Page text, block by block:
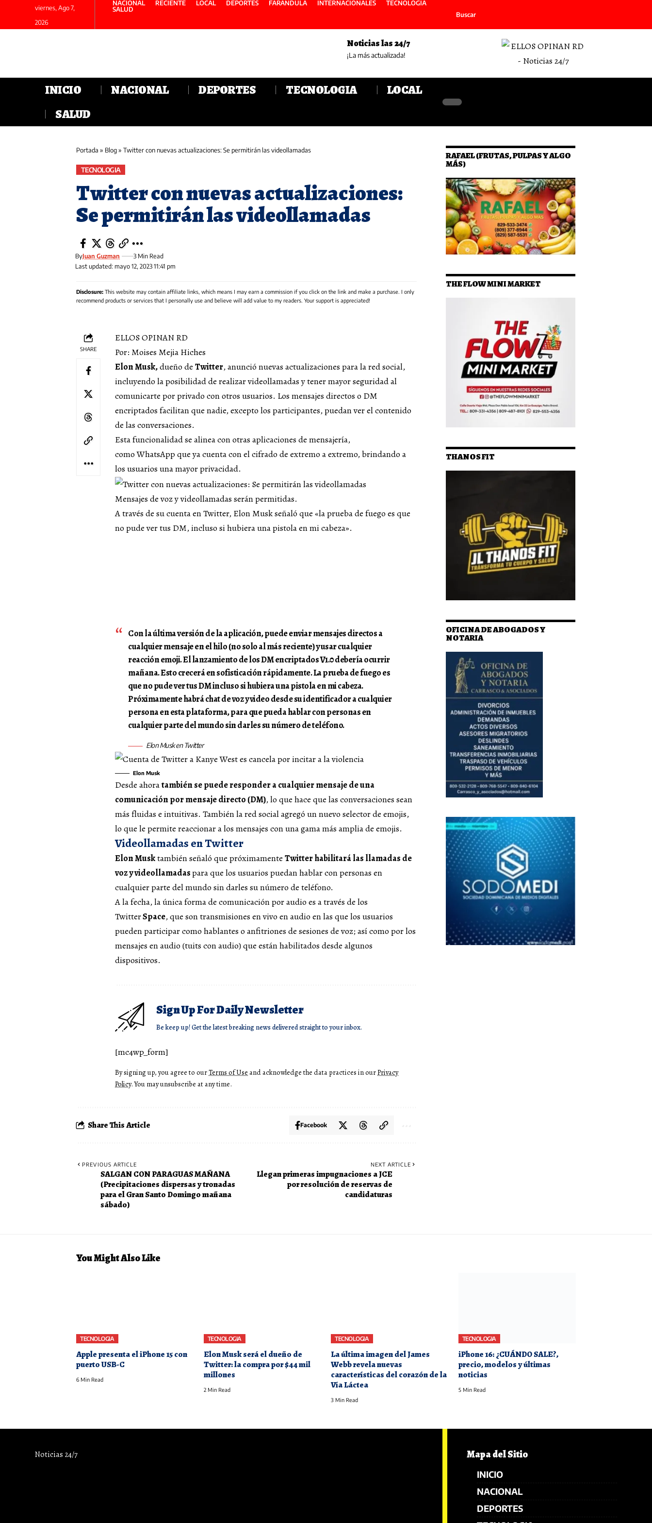
viernes, Ago 7,
2026
NACIONAL RECIENTE LOCAL DEPORTES FARANDULA INTERNACIONALES
TECNOLOGIA
SALUD
Buscar
Noticias las 24/7
¡La más actualizada!
INICIO NACIONAL DEPORTES TECNOLOGIA
LOCAL
SALUD
Portada » Blog» Twitter con nuevas actualizaciones: Se permitirán las videollamadas
TECNOLOGIA
Twitter con nuevas actualizaciones:
Se permitirán las videollamadas
Last updated: mayo 12, 2023 11:41 pm
ByJuan Guzman 3 Min Read
Disclosure: This website may contain affiliate links, which means I may earn a commission if you click on the link and make a purchase. I only
recommend products or services that I personally use and believe will add value to my readers. Your support is appreciated!
SHARE
ELLOS OPINAN RD
Por: Moises Mejia Hiches
Elon Musk,dueño de Twitter, anunció nuevas actualizaciones para la red social,
incluyendo la posibilidad de realizar videollamadas y tener mayor seguridad al
comunicarte por privado con otros usuarios. Los mensajes directos o DM
encriptados facilitan que nadie, excepto los participantes, puedan ver el contenido
de las conversaciones.
Esta funcionalidad se alinea con otras aplicaciones de mensajería,
como WhatsApp que ya cuenta con el cifrado de extremo a extremo, brindando a
los usuarios una mayor privacidad.
Mensajes de voz y videollamadas serán permitidas.
A través de su cuenta en Twitter, Elon Musk señaló que «la prueba de fuego es que
no pude ver tus DM, incluso si hubiera una pistola en mi cabeza».
Con la última versión de la aplicación, puede enviar mensajes directos a
cualquier mensaje en el hilo (no solo al más reciente) y usar cualquier
reacción emoji. El lanzamiento de los DM encriptados V1.0 debería ocurrir
mañana. Esto crecerá en sofisticación rápidamente. La prueba de fuego es
que no pude ver tus DM incluso si hubiera una pistola en mi cabeza.
Próximamente habrá chat de voz y video desde su identificador a cualquier
persona en esta plataforma, para que pueda hablar con personas en
cualquier parte del mundo sin darles su número de teléfono.
Elon Musk en Twitter
Elon Musk
Desde ahoratambién se puede responder a cualquier mensaje de una
comunicación por mensaje directo (DM), lo que hace que las conversaciones sean
más fluidas e intuitivas. También la red social agregó un nuevo selector de emojis,
lo que le permite reaccionar a los mensajes con una gama más amplia de emojis.
Videollamadas en Twitter
Elon Musktambién señaló que próximamente Twitter habilitará las llamadas de
voz y videollamadaspara que los usuarios puedan hablar con personas en
cualquier parte del mundo sin darles su número de teléfono.
A la fecha, la única forma de comunicación por audio es a través de los
TwitterSpace, que son transmisiones en vivo en audio en las que los usuarios
pueden participar como hablantes o anfitriones de sesiones de voz; así como por los
mensajes en audio (tuits con audio) que están habilitados desde algunos
dispositivos.
Sign Up For Daily Newsletter
Be keep up! Get the latest breaking news delivered straight to your inbox.
[mc4wp_form]
By signing up, you agree to ourTerms of Use and acknowledge the data practices in ourPrivacy
Policy. You may unsubscribe at any time.
Share This Article Facebook
PREVIOUS ARTICLE
SALGAN CON PARAGUAS MAÑANA
(Precipitaciones dispersas y tronadas
para el Gran Santo Domingo mañana
sábado)
NEXT ARTICLE
Llegan primeras impugnaciones a JCE
por resolución de reservas de
candidaturas
RAFAEL (FRUTAS, PULPAS Y ALGO
MÁS)
THE FLOW MINI MARKET
THANOS FIT
OFICINA DE ABOGADOS Y
NOTARIA
You Might Also Like
TECNOLOGIA
Apple presenta el iPhone 15 con
puerto USB-C
6 Min Read
TECNOLOGIA
Elon Musk será el dueño de
Twitter: la compra por $44 mil
millones
2 Min Read
TECNOLOGIA
La última imagen del James
Webb revela nuevas
características del corazón de la
Vía Láctea
3 Min Read
TECNOLOGIA
iPhone 16: ¿CUÁNDO SALE?,
precio, modelos y últimas
noticias
5 Min Read
Noticias 24/7 Mapa del Sitio
INICIO
NACIONAL
DEPORTES